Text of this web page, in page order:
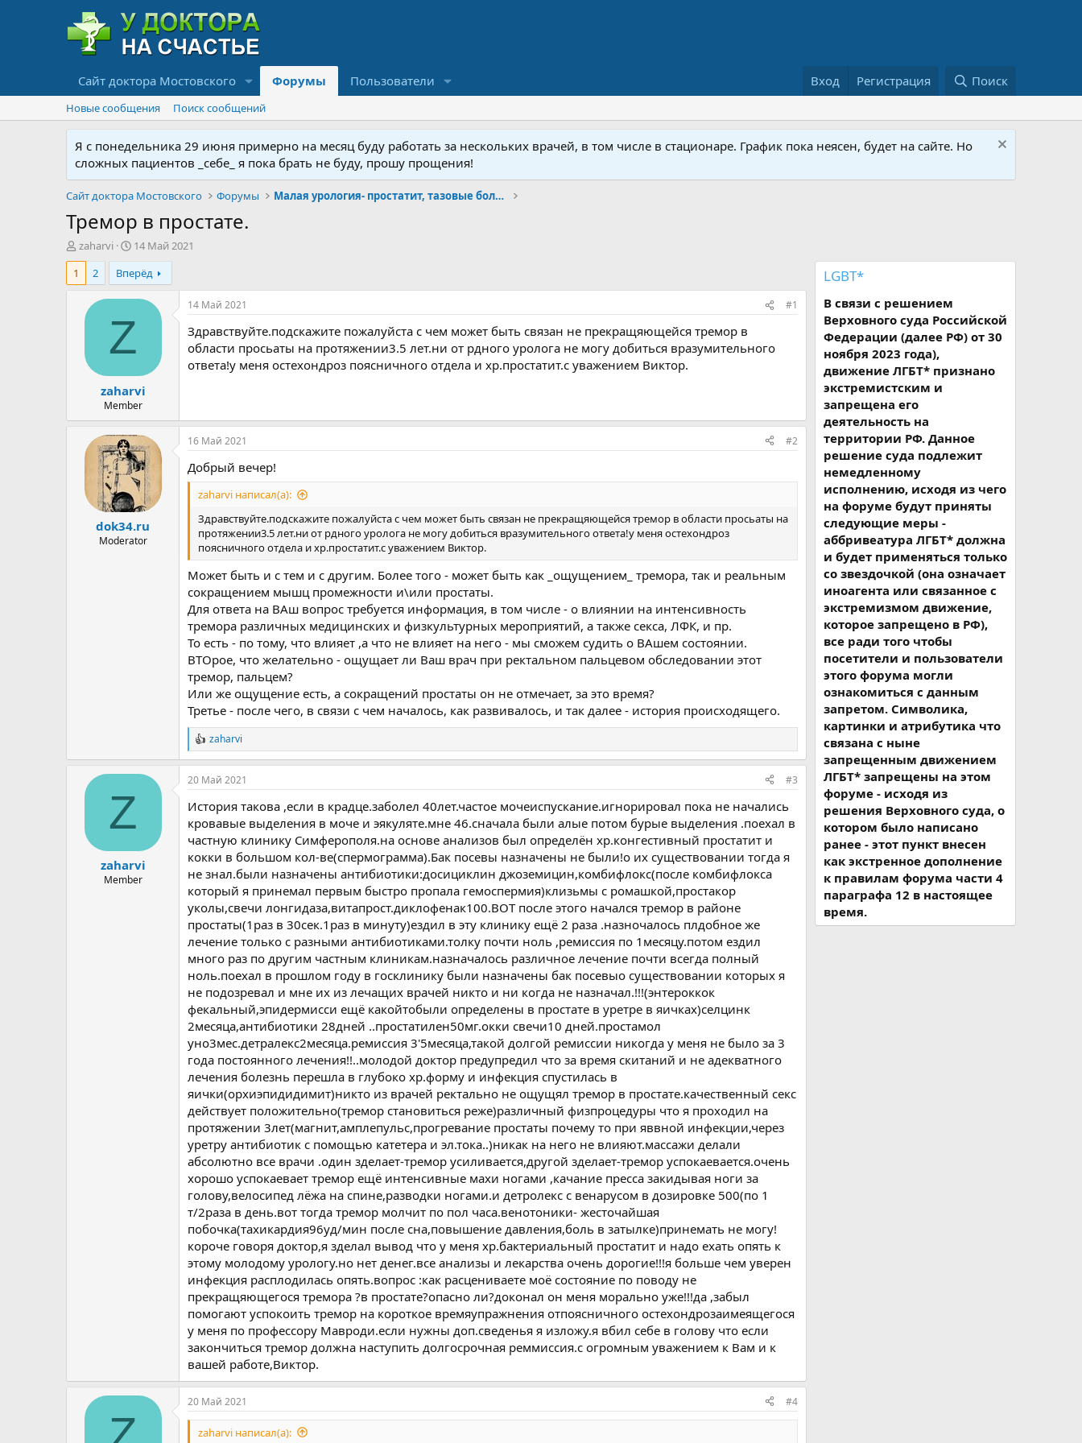
Сайт доктора Мостовского Форумы Пользователи Вход Регистрация Поиск
Новые сообщения Поиск сообщений
Я с понедельника 29 июня примерно на месяц буду работать за нескольких врачей, в том числе в стационаре. График пока неясен, будет на сайте. Но
сложных пациентов _себе_ я пока брать не буду, прошу прощения!
Сайт доктора Мостовского Форумы Малая урология- простатит, тазовые боли, фиброз
Тремор в простате.
А
в
о
ы
zaharvi
Д
а
т
а
н
ч
а
а
14 Май 2021
1
2 Вперёд
Z
zaharvi
Member
14 Май 2021 #1
Здравствуйте.подскажите пожалуйста с чем может быть связан не прекращяющейся тремор в
области просьаты на протяжении3.5 лет.ни от рдного уролога не могу добиться вразумительного
ответа!у меня остехондроз поясничного отдела и хр.простатит.с уважением Виктор.
dok34.ru
Moderator
16 Май 2021 #2
Добрый вечер!
zaharvi написал(а):
Здравствуйте.подскажите пожалуйста с чем может быть связан не прекращяющейся тремор в области просьаты на
протяжении3.5 лет.ни от рдного уролога не могу добиться вразумительного ответа!у меня остехондроз
поясничного отдела и хр.простатит.с уважением Виктор.
Может быть и с тем и с другим. Более того - может быть как _ощущением_ тремора, так и реальным
сокращением мышц промежности и\или простаты.
Для ответа на ВАш вопрос требуется информация, в том числе - о влиянии на интенсивность
тремора различных медицинских и физкультурных мероприятий, а также секса, ЛФК, и пр.
То есть - по тому, что влияет ,а что не влияет на него - мы сможем судить о ВАшем состоянии.
ВТОрое, что желательно - ощущает ли Ваш врач при ректальном пальцевом обследовании этот
тремор, пальцем?
Или же ощущение есть, а сокращений простаты он не отмечает, за это время?
Третье - после чего, в связи с чем началось, как развивалось, и так далее - история происходящего.
Р
е
а
к
и
и
:
zaharvi
Z
zaharvi
Member
20 Май 2021 #3
История такова ,если в крадце.заболел 40лет.частое мочеиспускание.игнорировал пока не начались
кровавые выделения в моче и эякуляте.мне 46.сначала были алые потом бурые выделения .поехал в
частную клинику Симферополя.на основе анализов был определён хр.конгестивный простатит и
кокки в большом кол-ве(спермограмма).Бак посевы назначены не были!о их существовании тогда я
не знал.были назначены антибиотики:досициклин джоземицин,комбифлокс(после комбифлокса
который я принемал первым быстро пропала гемоспермия)клизьмы с ромашкой,простакор
уколы,свечи лонгидаза,витапрост.диклофенак100.ВОТ после этого начался тремор в районе
простаты(1раз в 30сек.1раз в минуту)ездил в эту клинику ещё 2 раза .назночалось плдобное же
лечение только с разными антибиотиками.толку почти ноль ,ремиссия по 1месяцу.потом ездил
много раз по другим частным клиникам.назначалось различное лечение почти всегда полный
ноль.поехал в прошлом году в госклинику были назначены бак посевыо существовании которых я
не подозревал и мне их из лечащих врачей никто и ни когда не назначал.!!!(энтероккок
фекальный,эпидермисси ещё какойтобыли определены в простате в уретре в яичках)селцинк
2месяца,антибиотики 28дней ..простатилен50мг.окки свечи10 дней.простамол
уно3мес.детралекс2месяца.ремиссия 3'5месяца,такой долгой ремиссии никогда у меня не было за 3
года постоянного лечения!!..молодой доктор предупредил что за время скитаний и не адекватного
лечения болезнь перешла в глубоко хр.форму и инфекция спустилась в
яички(орхиэпидидимит)никто из врачей ректально не ощущял тремор в простате.качественный секс
действует положительно(тремор становиться реже)различный физпроцедуры что я проходил на
протяжении 3лет(магнит,амплепульс,прогревание простаты почему то при яввной инфекции,через
уретру антибиотик с помощью катетера и эл.тока..)никак на него не влияют.массажи делали
абсолютно все врачи .один зделает-тремор усиливается,другой зделает-тремор успокаевается.очень
хорошо успокаевает тремор ещё интенсивные махи ногами ,качание пресса закидывая ноги за
голову,велосипед лёжа на спине,разводки ногами.и детролекс с венарусом в дозировке 500(по 1
т/2раза в день.вот тогда тремор молчит по пол часа.венотоники- жесточайшая
побочка(тахикардия96уд/мин после сна,повышение давления,боль в затылке)принемать не могу!
короче говоря доктор,я зделал вывод что у меня хр.бактериальный простатит и надо ехать опять к
этому молодому урологу.но нет денег.все анализы и лекарства очень дорогие!!!я больше чем уверен
инфекция расплодилась опять.вопрос :как расцениваете моё состояние по поводу не
прекращяющегося тремора ?в простате?опасно ли?доконал он меня морально уже!!!да ,забыл
помогают успокоить тремор на короткое времяупражнения отпоясничного остехондрозаимеящегося
у меня по профессору Мавроди.если нужны доп.сведенья я изложу.я вбил себе в голову что если
закончиться тремор должна наступить долгосрочная реммиссия.с огромным уважением к Вам и к
вашей работе,Виктор.
20 Май 2021 #4
zaharvi написал(а):
LGBT*
В связи с решением
Верховного суда Российской
Федерации (далее РФ) от 30
ноября 2023 года),
движение ЛГБТ* признано
экстремистским и
запрещена его
деятельность на
территории РФ. Данное
решение суда подлежит
немедленному
исполнению, исходя из чего
на форуме будут приняты
следующие меры -
аббривеатура ЛГБТ* должна
и будет применяться только
со звездочкой (она означает
иноагента или связанное с
экстремизмом движение,
которое запрещено в РФ),
все ради того чтобы
посетители и пользователи
этого форума могли
ознакомиться с данным
запретом. Символика,
картинки и атрибутика что
связана с ныне
запрещенным движением
ЛГБТ* запрещены на этом
форуме - исходя из
решения Верховного суда, о
котором было написано
ранее - этот пункт внесен
как экстренное дополнение
к правилам форума части 4
параграфа 12 в настоящее
время.